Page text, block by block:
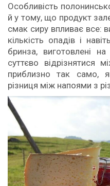
Особливість
й у тому, що продукт
смак сиру впливає все:
кількість опадів і
бринза, виготовлені
суттєво
приблизно так само,
різниця між напоями з